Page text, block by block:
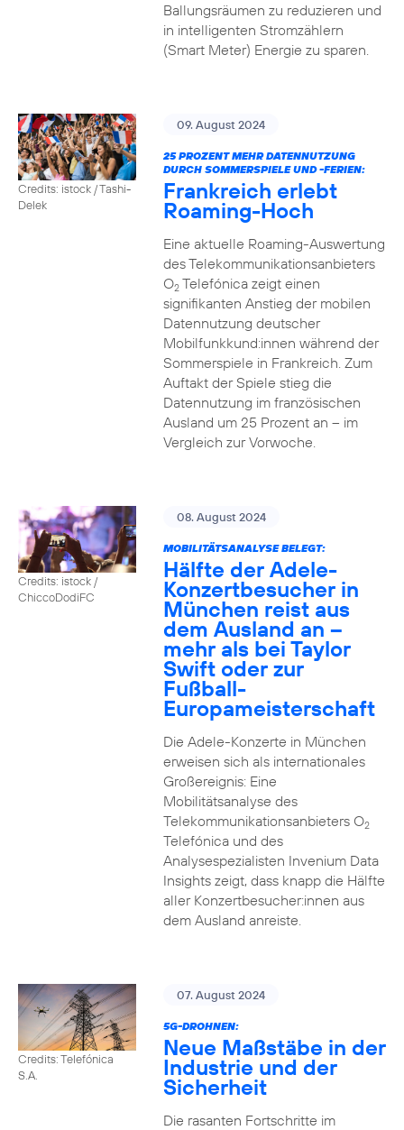
Ballungsräumen zu reduzieren und
in intelligenten Stromzählern
(Smart Meter) Energie zu sparen.
Credits: istock / Tashi-
Delek
09. August 2024
25 PROZENT MEHR DATENNUTZUNG
DURCH SOMMERSPIELE UND -FERIEN:
Frankreich erlebt
Roaming-Hoch
Eine aktuelle Roaming-Auswertung
des Telekommunikationsanbieters
O2Telefónica zeigt einen
signifikanten Anstieg der mobilen
Datennutzung deutscher
Mobilfunkkund:innen während der
Sommerspiele in Frankreich. Zum
Auftakt der Spiele stieg die
Datennutzung im französischen
Ausland um 25 Prozent an – im
Vergleich zur Vorwoche.
Credits: istock /
ChiccoDodiFC
08. August 2024
MOBILITÄTSANALYSE BELEGT:
Hälfte der Adele-
Konzertbesucher in
München reist aus
dem Ausland an –
mehr als bei Taylor
Swift oder zur
Fußball-
Europameisterschaft
Die Adele-Konzerte in München
erweisen sich als internationales
Großereignis: Eine
Mobilitätsanalyse des
Telekommunikationsanbieters O2
Telefónica und des
Analysespezialisten Invenium Data
Insights zeigt, dass knapp die Hälfte
aller Konzertbesucher:innen aus
dem Ausland anreiste.
Credits: Telefónica
S.A.
07. August 2024
5G-DROHNEN:
Neue Maßstäbe in der
Industrie und der
Sicherheit
Die rasanten Fortschritte im